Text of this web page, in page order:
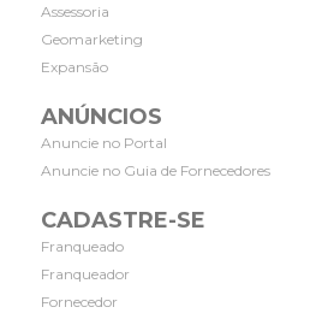
Assessoria
Geomarketing
Expansão
ANÚNCIOS
Anuncie no Portal
Anuncie no Guia de Fornecedores
CADASTRE-SE
Franqueado
Franqueador
Fornecedor